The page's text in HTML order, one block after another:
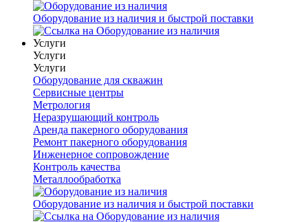
Оборудование из наличия и быстрой поставки
Услуги
Услуги
Услуги
Оборудование для скважин
Сервисные центры
Метрология
Неразрушающий контроль
Аренда пакерного оборудования
Ремонт пакерного оборудования
Инженерное сопровождение
Контроль качества
Металлообработка
Оборудование из наличия и быстрой поставки